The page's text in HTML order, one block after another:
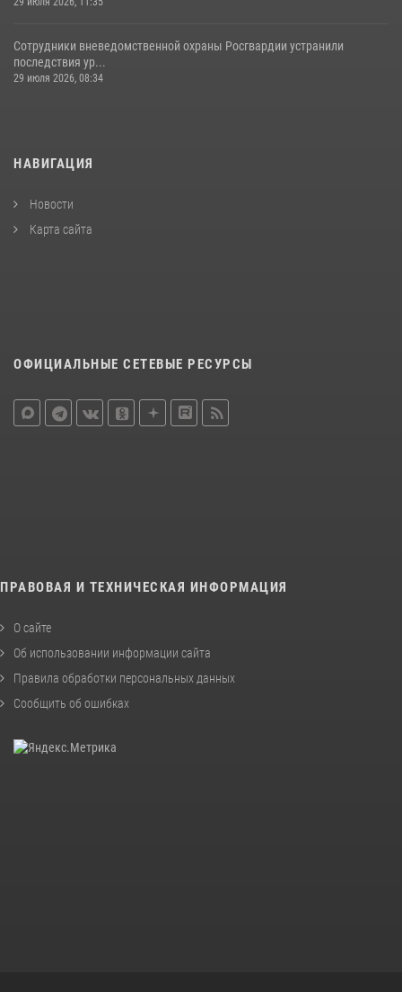
Сотрудники вневедомственной охраны Росгвардии устранили
последствия ур...
29 июля 2026, 08:34
НАВИГАЦИЯ
Новости
Карта сайта
ОФИЦИАЛЬНЫЕ СЕТЕВЫЕ РЕСУРСЫ
ПРАВОВАЯ И ТЕХНИЧЕСКАЯ ИНФОРМАЦИЯ
О сайте
Об использовании информации сайта
Правила обработки персональных данных
Сообщить об ошибках